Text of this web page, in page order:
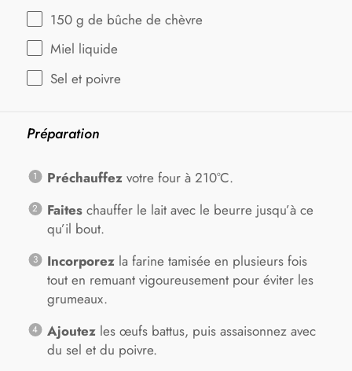
150 g de bûche de chèvre
Miel liquide
Sel et poivre
Préparation
Préchauffezvotre four à 210°C.
Faiteschauffer le lait avec le beurre jusqu’à ce
qu’il bout.
Incorporezla farine tamisée en plusieurs fois
tout en remuant vigoureusement pour éviter les
grumeaux.
Ajoutezles œufs battus, puis assaisonnez avec
du sel et du poivre.